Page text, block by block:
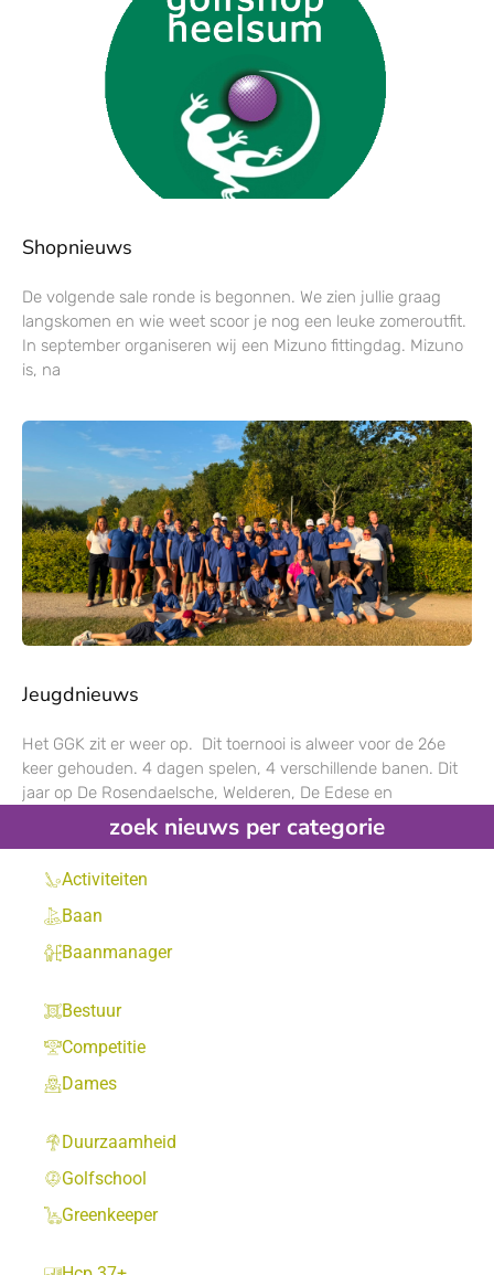
Shopnieuws
De volgende sale ronde is begonnen. We zien jullie graag
langskomen en wie weet scoor je nog een leuke zomeroutfit.
In september organiseren wij een Mizuno fittingdag. Mizuno
is, na
Jeugdnieuws
Het GGK zit er weer op. Dit toernooi is alweer voor de 26e
keer gehouden. 4 dagen spelen, 4 verschillende banen. Dit
jaar op De Rosendaelsche, Welderen, De Edese en
zoek nieuws per categorie
Activiteiten
Baan
Baanmanager
Bestuur
Competitie
Dames
Duurzaamheid
Golfschool
Greenkeeper